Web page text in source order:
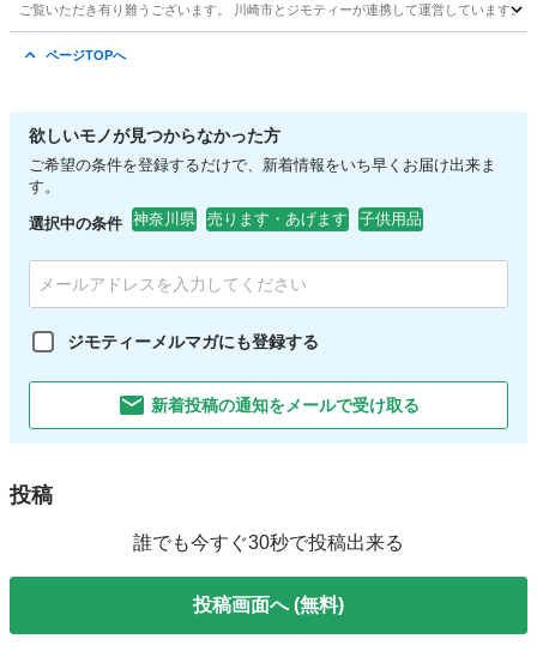
ご覧いただき有り難うございます。 川崎市とジモティーが連携して運営していま
ページTOPへ
欲しいモノが見つからなかった方
ご希望の条件を登録するだけで、新着情報をいち早くお届け出来ま
す。
選択中の条件 神奈川県 売ります・あげます 子供用品
ジモティーメルマガにも登録する
新着投稿の通知をメールで受け取る
投稿
誰でも今すぐ30秒で投稿出来る
投稿画面へ (無料)